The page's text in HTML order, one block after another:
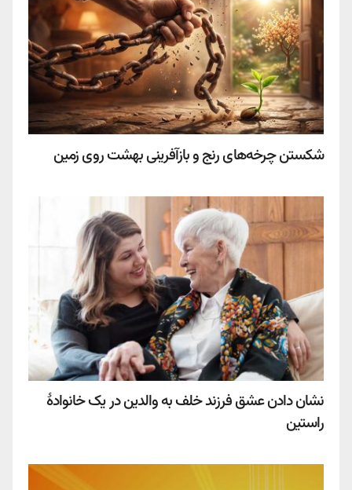
شکستن چرخه‌های رنج و بازآفرینی بهشت روی زمین
نشان دادن عشق فرزند خلف به والدین در یک خانوادۀ
راستین